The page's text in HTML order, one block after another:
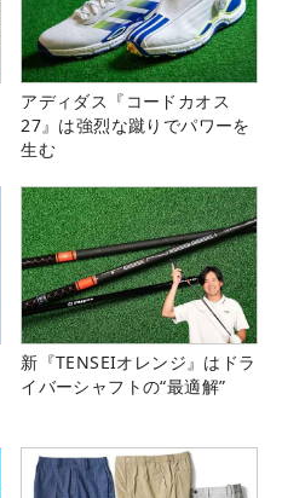
アディダス『コードカオス
27』は強烈な蹴りでパワーを
生む
新『TENSEIオレンジ』はドラ
イバーシャフトの“最適解”